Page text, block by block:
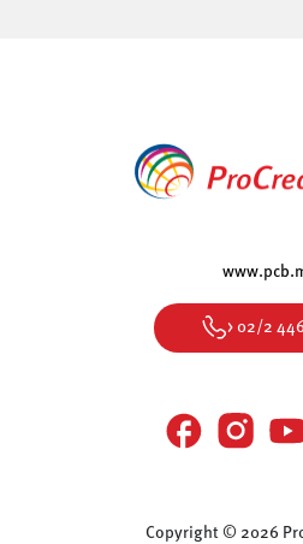
> 02/2
Copyright © 2026